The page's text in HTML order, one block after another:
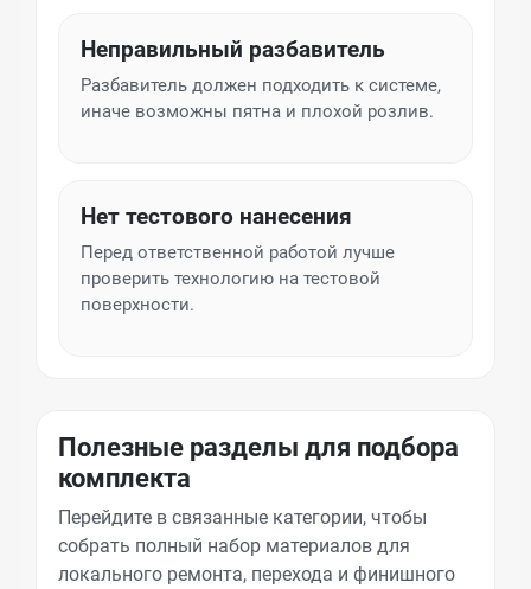
Неправильный разбавитель
Разбавитель должен подходить к системе,
иначе возможны пятна и плохой розлив.
Нет тестового нанесения
Перед ответственной работой лучше
проверить технологию на тестовой
поверхности.
Полезные разделы для подбора
комплекта
Перейдите в связанные категории, чтобы
собрать полный набор материалов для
локального ремонта, перехода и финишного